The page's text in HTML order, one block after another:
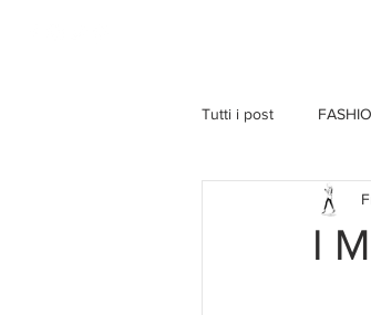
Tutti i post
I